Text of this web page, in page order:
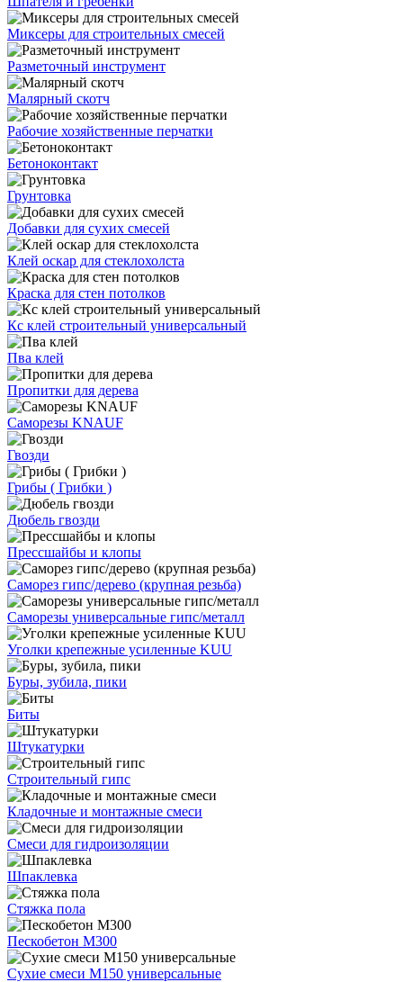
Миксеры для строительных смесей
Разметочный инструмент
Малярный скотч
Рабочие хозяйственные перчатки
Бетоноконтакт
Грунтовка
Добавки для сухих смесей
Клей оскар для стеклохолста
Краска для стен потолков
Кс клей строительный универсальный
Пва клей
Пропитки для дерева
Саморезы KNAUF
Гвозди
Грибы ( Грибки )
Дюбель гвозди
Прессшайбы и клопы
Саморез гипс/дерево (крупная резьба)
Саморезы универсальные гипс/металл
Уголки крепежные усиленные KUU
Буры, зубила, пики
Биты
Штукатурки
Строительный гипс
Кладочные и монтажные смеси
Смеси для гидроизоляции
Шпаклевка
Стяжка пола
Пескобетон М300
Сухие смеси М150 универсальные